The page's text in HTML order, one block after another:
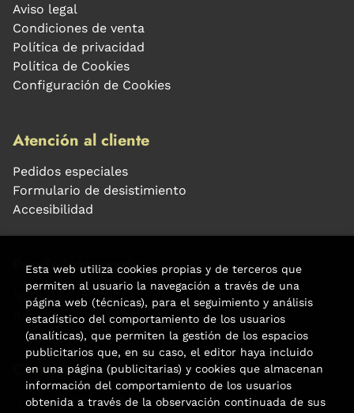
Aviso legal
Condiciones de venta
Política de privacidad
Política de Cookies
Configuración de Cookies
Atención al cliente
Pedidos especiales
Formulario de desistimiento
Accesibilidad
Puede interesarte
Noticias
Agenda
Contacto
Carrer Aribau, 84
Esta web utiliza cookies propias y de terceros que
permiten al usuario la navegación a través de una
página web (técnicas), para el seguimiento y análisis
estadístico del comportamiento de los usuarios
(analíticas), que permiten la gestión de los espacios
publicitarios que, en su caso, el editor haya incluido
en una página (publicitarias) y cookies que almacenan
información del comportamiento de los usuarios
obtenida a través de la observación continuada de sus